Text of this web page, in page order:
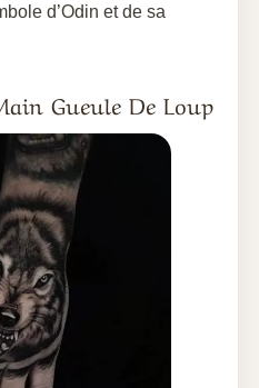
d’Odin et de sa
Gueule De Loup